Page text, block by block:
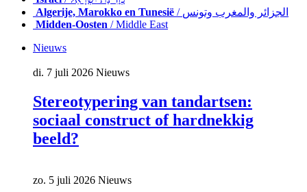
Algerije, Marokko en Tunesië
/ الجزائر والمغرب وتونس
Midden-Oosten / Middle East
Nieuws
di. 7 juli 2026 Nieuws
Stereotypering van tandartsen:
sociaal construct of hardnekkig
beeld?
zo. 5 juli 2026 Nieuws